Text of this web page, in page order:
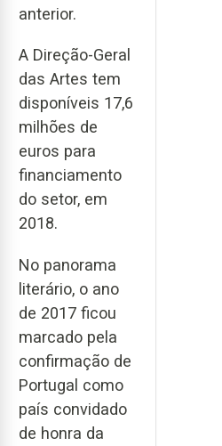
anterior.
A Direção-Geral
das Artes tem
disponíveis 17,6
milhões de
euros para
financiamento
do setor, em
2018.
No panorama
literário, o ano
de 2017 ficou
marcado pela
confirmação de
Portugal como
país convidado
de honra da